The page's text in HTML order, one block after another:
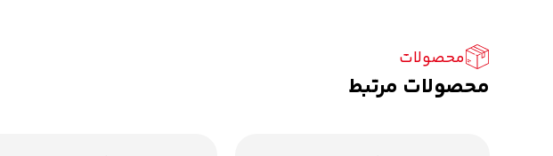
محصولات
محصولات مرتبط